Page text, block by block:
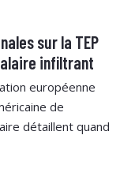
sur la TEP
infiltrant
européenne
de
détaillent quand